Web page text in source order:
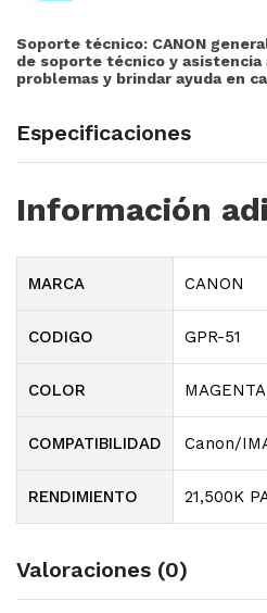
Soporte técnico: CANON
de soporte técnico y
problemas y brindar ayuda en
Especificaciones
Información
MARCA CANON
CODIGO GPR-51
COLOR MAGENTA
COMPATIBILIDAD Canon/
RENDIMIENTO 21,500K
Valoraciones (0)